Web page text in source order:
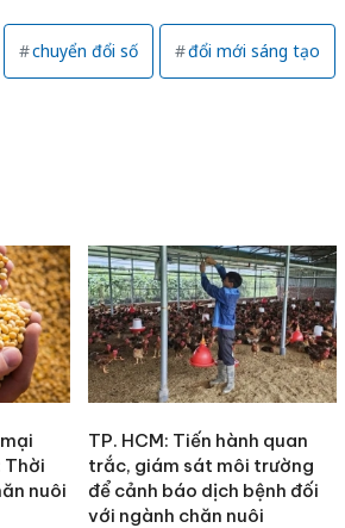
chuyển đổi số đổi mới sáng tạo
Thời
nuôi
TP. HCM: Tiến hành quan
trắc, giám sát môi trường
để cảnh báo dịch bệnh đối
với ngành chăn nuôi